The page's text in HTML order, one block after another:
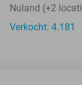
Nuland (+2
Verkocht: 4.181